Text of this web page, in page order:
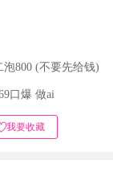
泡800 (不要先给钱)
口爆 做ai
我要收藏